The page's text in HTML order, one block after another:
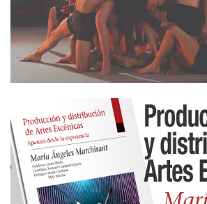
organizadores su reconocimiento,
especialmente a Luis Molina,
Latinoamericano de Creación e
Teatral (CELCIT), diciendo: «fue
proponerme para este honor.
insustituible en las Artes
huella imborrable tanto en América
España, organizando festivales y
teatrales con pasión y visión. Soy
que fundó la Federación de
América en 1970»